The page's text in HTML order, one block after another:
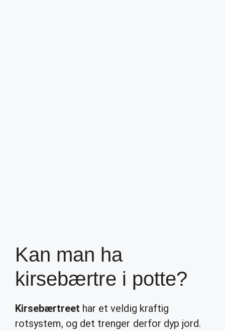
Kan man ha
kirsebærtre i potte?
Kirsebærtreet har et veldig kraftig
rotsystem, og det trenger derfor dyp jord.